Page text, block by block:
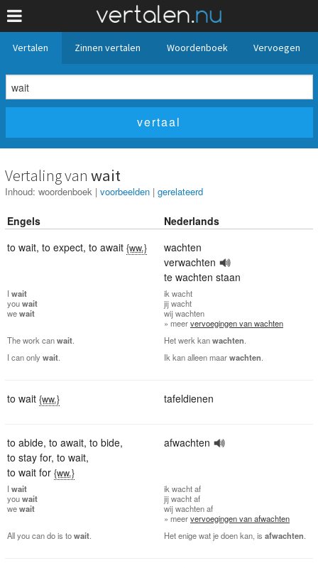
Vertalen Zinnen vertalen Woordenboek Vervoegen
Vertaling van wait
Inhoud: woordenboek | voorbeelden | gerelateerd
Engels
Nederlands
to wait, to expect, to await {ww.}
wachten
verwachten
te wachten staan
I wait
youwait
wewait
ik wacht
jijwacht
wijwachten
» meervervoegingen van wachten
The work canwait Het werk kanwachten
I can only wait Ik kan alleen maarwachten
to wait {ww.} tafeldienen
to abide, to await, to bide,
to stay for, to wait,
to wait for {ww.}
afwachten
I wait
youwait
wewait
ik wacht af
jijwacht af
wijwachten af
» meervervoegingen van afwachten
All you can do is towait Het enige wat je doen kan, is afwachten